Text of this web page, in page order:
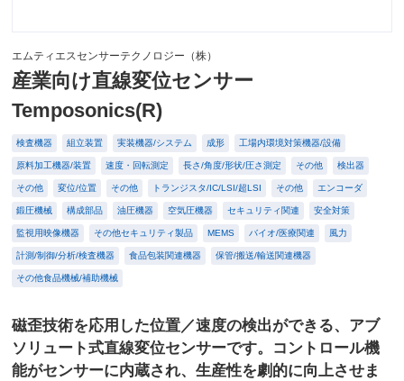
エムティエスセンサーテクノロジー（株）
産業向け直線変位センサー
Temposonics(R)
検査機器 組立装置 実装機器/システム 成形 工場内環境対策機器/設備
原料加工機器/装置 速度・回転測定 長さ/角度/形状/圧さ測定 その他 検出器
その他 変位/位置 その他 トランジスタ/IC/LSI/超LSI その他 エンコーダ
鍛圧機械 構成部品 油圧機器 空気圧機器 セキュリティ関連 安全対策
監視用映像機器 その他セキュリティ製品 MEMS バイオ/医療関連 風力
計測/制御/分析/検査機器 食品包装関連機器 保管/搬送/輸送関連機器
その他食品機械/補助機械
磁歪技術を応用した位置／速度の検出ができる、アブ
ソリュート式直線変位センサーです。コントロール機
能がセンサーに内蔵され、生産性を劇的に向上させま